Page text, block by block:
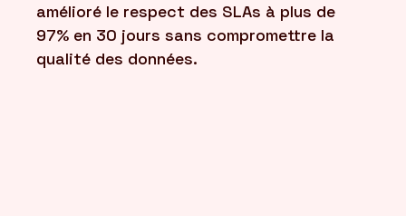
amélioré le respect des SLAs à plus de
97% en 30 jours sans compromettre la
qualité des données.